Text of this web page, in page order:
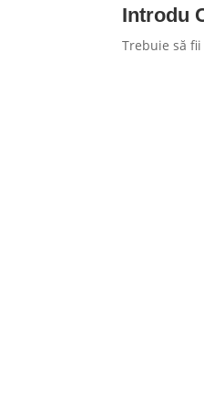
Introdu
Trebuie să